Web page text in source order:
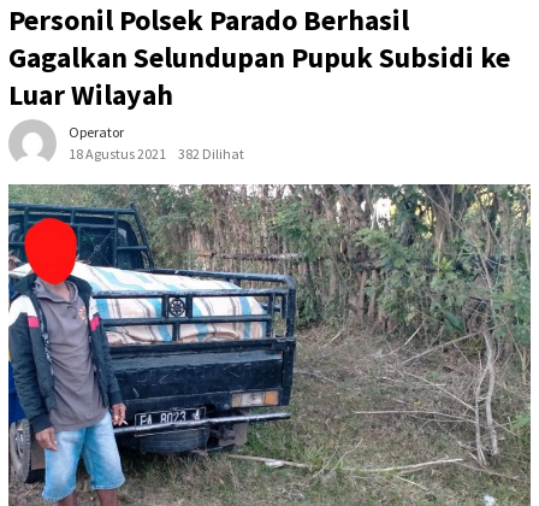
Personil Polsek Parado Berhasil
Gagalkan Selundupan Pupuk Subsidi ke
Luar Wilayah
Operator
18 Agustus 2021
382 Dilihat